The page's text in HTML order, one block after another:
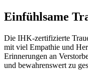
Einfühlsame
Die IHK-zertifizierte
mit viel Empathie und
Erinnerungen an
und bewahrenswert zu